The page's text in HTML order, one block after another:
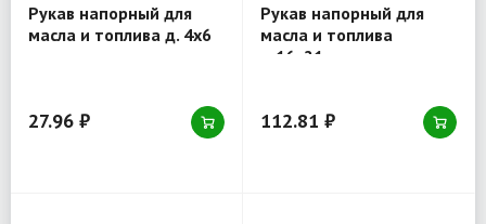
Рукав напорный для
масла и топлива д. 4x6
27.96 ₽
Рукав напорный для
масла и топлива
д.16x21 мм
112.81 ₽